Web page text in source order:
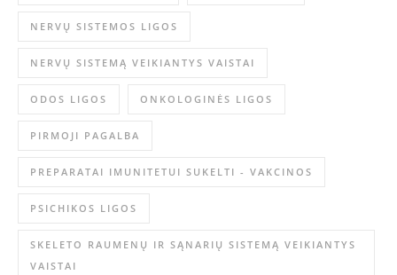
NERVŲ SISTEMOS LIGOS
NERVŲ SISTEMĄ VEIKIANTYS VAISTAI
ODOS LIGOS ONKOLOGINĖS LIGOS
PIRMOJI PAGALBA
PREPARATAI IMUNITETUI SUKELTI - VAKCINOS
PSICHIKOS LIGOS
SKELETO RAUMENŲ IR SĄNARIŲ SISTEMĄ VEIKIANTYS
VAISTAI